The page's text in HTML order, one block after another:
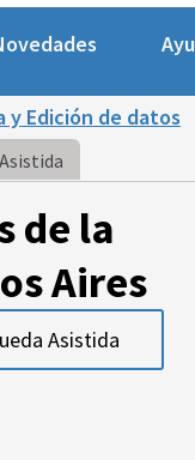
y Edición de datos
de la
Aires
Asistida